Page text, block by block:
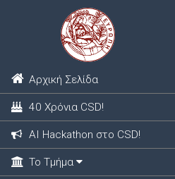
Αρχική Σελίδα
40 Χρόνια CSD!
ΑΙ Hackathon στο CSD!
Το Τμήμα